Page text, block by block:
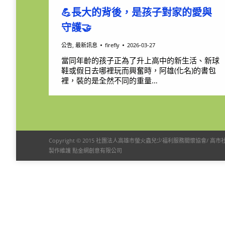
💪長大的背後，是孩子對家的愛與
守護🤝
公告 最新訊息 firefly 2026-03-27
當同年齡的孩子正為了升上高中的新生活、新球
鞋或假日去哪裡玩而興奮時，阿雄(化名)的書包
裡，裝的是全然不同的重量…
Copyright © 2015 社團法人高雄市螢火蟲兒少福利服務關懷協會/ 高市
製作維護 點金網創意有限公司